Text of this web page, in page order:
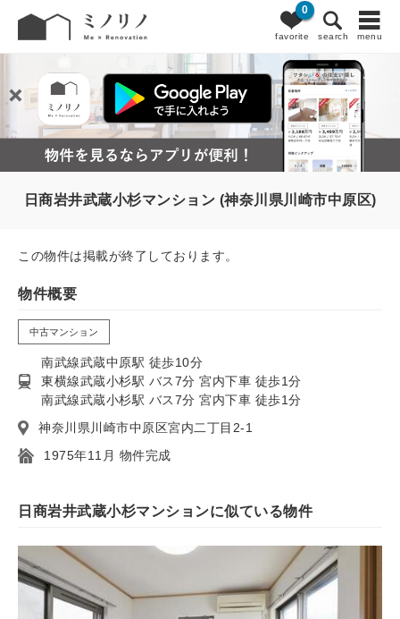
favorite
0
search menu
日商岩井武蔵小杉マンション (神奈川県川崎市中原区)
この物件は掲載が終了しております。
物件概要
中古マンション
南武線武蔵中原駅 徒歩10分
東横線武蔵小杉駅 バス7分 宮内下車 徒歩1分
南武線武蔵小杉駅 バス7分 宮内下車 徒歩1分
神奈川県川崎市中原区宮内二丁目2-1
1975年11月 物件完成
日商岩井武蔵小杉マンションに似ている物件